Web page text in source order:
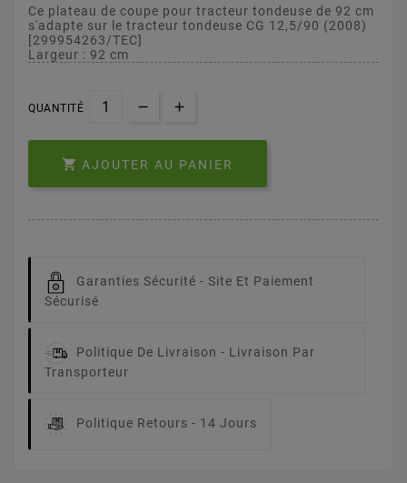
Ce plateau de coupe pour tracteur tondeuse de 92 cm
s'adapte sur le tracteur tondeuse CG 12,5/90 (2008)
[299954263/TEC]
Largeur : 92 cm
QUANTITÉ
 AJOUTER AU PANIER
Garanties Sécurité - Site Et Paiement
Sécurisé
Politique De Livraison - Livraison Par
Transporteur
Politique Retours - 14 Jours